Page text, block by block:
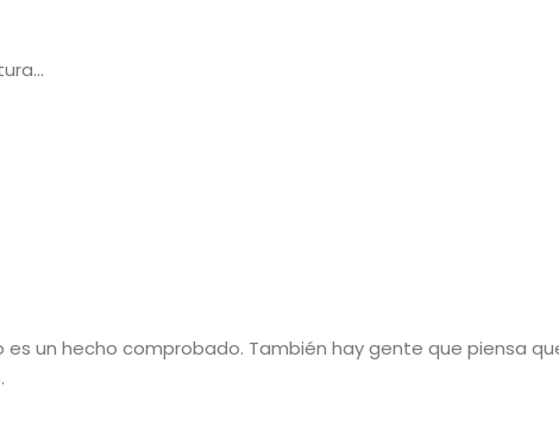
un hecho comprobado. También hay gente que piensa